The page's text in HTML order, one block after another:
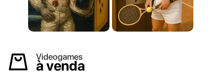
Videogames
à venda